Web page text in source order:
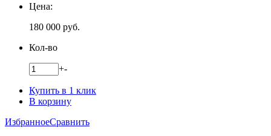
Цена:
180 000 руб.
Кол-во
+-
Купить в 1 клик
В корзину
ИзбранноеСравнить